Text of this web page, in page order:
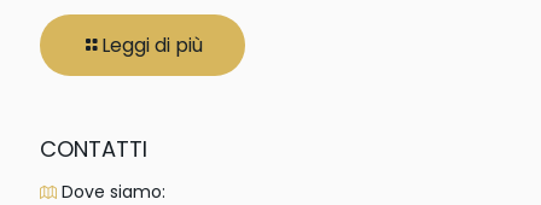
Leggi di più
CONTATTI
Dove siamo: